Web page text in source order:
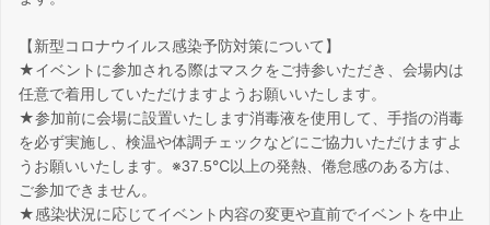
【新型コロナウイルス感染予防対策について】
★イベントに参加される際はマスクをご持参いただき、会場内は
任意で着用していただけますようお願いいたします。
★参加前に会場に設置いたします消毒液を使用して、手指の消毒
を必ず実施し、検温や体調チェックなどにご協力いただけますよ
うお願いいたします。※37.5℃以上の発熱、倦怠感のある方は、
ご参加できません。
★感染状況に応じてイベント内容の変更や直前でイベントを中止